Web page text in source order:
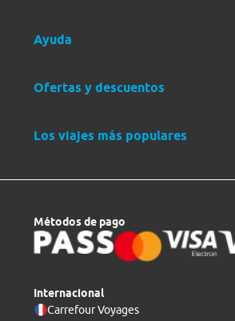
Ayuda
Ofertas y descuentos
Los viajes más populares
Métodos de pago
Internacional
Carrefour Voyages